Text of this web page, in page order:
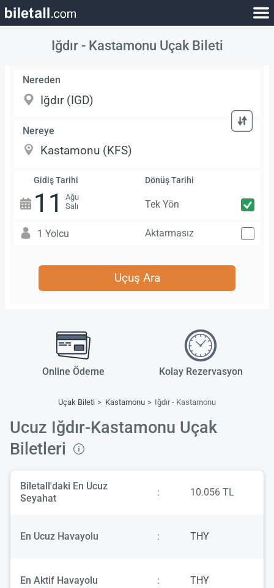
Iğdır - Kastamonu Uçak Bileti
Nereden
Nereye
Gidiş Tarihi
11
Ağu
Salı
Dönüş Tarihi
Tek Yön
1 Yolcu Aktarmasız
Uçuş Ara
Online Ödeme Kolay Rezervasyon
Uçak Bileti Kastamonu Iğdır - Kastamonu
Ucuz Iğdır-Kastamonu Uçak
Biletleri
Biletall'daki En Ucuz
Seyahat
: 10.056 TL
En Ucuz Havayolu : THY
En Aktif Havayolu : THY